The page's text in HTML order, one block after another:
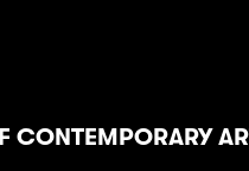
CONTEMPORARY